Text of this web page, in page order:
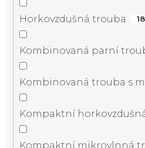
Horkovzdušná trouba
Kombinovaná parní
Kombinovaná trouba s
Kompaktní
Kompaktní mikrovlnná